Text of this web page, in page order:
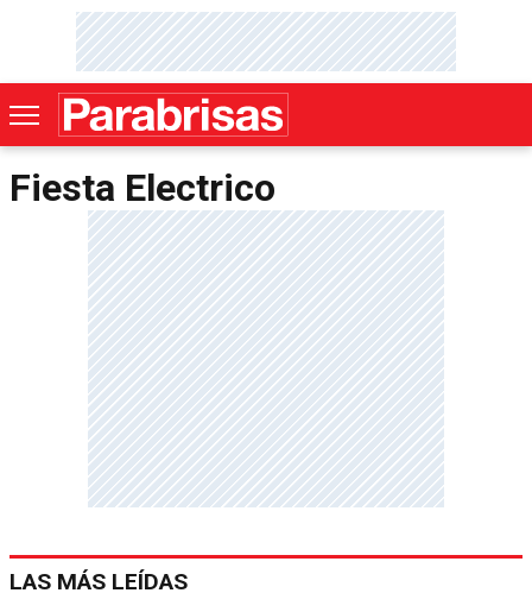
Fiesta Electrico
LAS MÁS LEÍDAS